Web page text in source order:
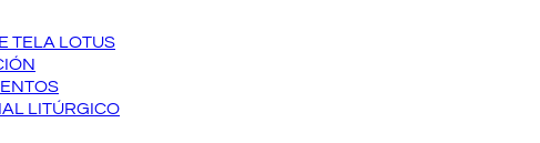
TELA LOTUS
LITÚRGICO